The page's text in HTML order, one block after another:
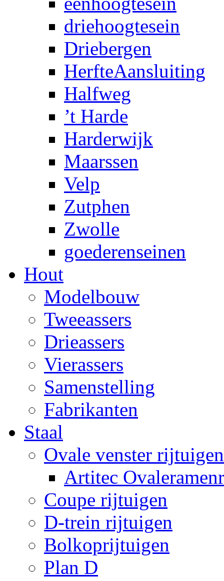
driehoogtesein
Driebergen
HerfteAansluiting
Halfweg
’t Harde
Harderwijk
Maarssen
Velp
Zutphen
Zwolle
goederenseinen
Hout
Modelbouw
Tweeassers
Drieassers
Vierassers
Samenstelling
Fabrikanten
Staal
Ovale venster rijtuigen
Artitec
Coupe rijtuigen
D-trein rijtuigen
Bolkoprijtuigen
Plan D